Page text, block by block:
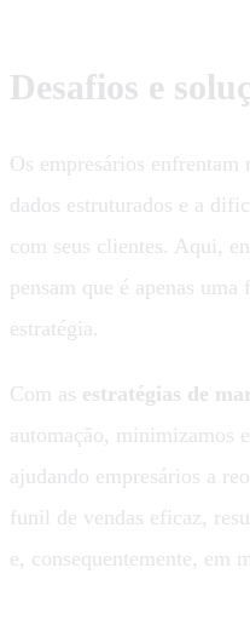
Desafios e
Os empresários
dados estruturados e a
com seus clientes. Aqui,
pensam que é apenas
estratégia.
Com as estratégias de
automação, minimizamos
ajudando empresários a
funil de vendas eficaz,
e, consequentemente, em